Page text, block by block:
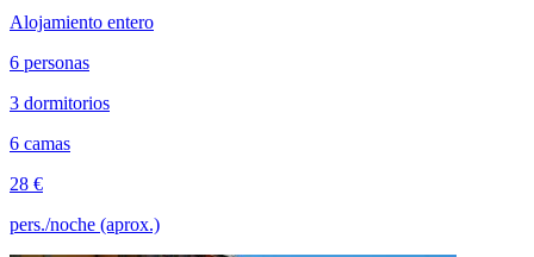
Alojamiento entero
6 personas
3 dormitorios
6 camas
28 €
pers./noche (aprox.)